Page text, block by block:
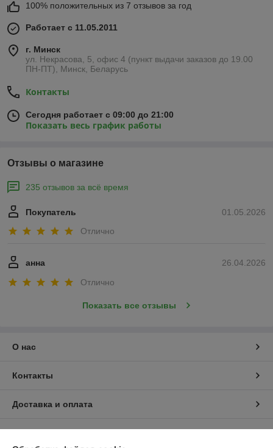
100% положительных из 7 отзывов за год
Работает с 11.05.2011
г. Минск
ул. Некрасова, 5, офис 4 (пункт выдачи заказов до 19.00
ПН-ПТ), Минск, Беларусь
Контакты
Сегодня работает с 09:00 до 21:00
Показать весь график работы
Отзывы о магазине
235 отзывов за всё время
01.05.2026
Покупатель
Отлично
26.04.2026
анна
Отлично
Показать все отзывы
О нас
Контакты
Доставка и оплата
График работы